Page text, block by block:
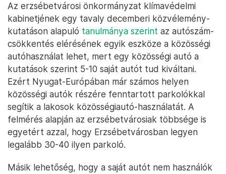
Az erzsébetvárosi önkormányzat klímavédelmi
kabinetjének egy tavaly decemberi közvélemény-
kutatáson alapuló tanulmánya szerint az autószám-
csökkentés elérésének egyik eszköze a közösségi
autóhasználat lehet, mert egy közösségi autó a
kutatások szerint 5-10 saját autót tud kiváltani.
Ezért Nyugat-Európában már számos helyen
közösségi autók részére fenntartott parkolókkal
segítik a lakosok közösségiautó-használatát. A
felmérés alapján az erzsébetvárosiak többsége is
egyetért azzal, hogy Erzsébetvárosban legyen
legalább 30-40 ilyen parkoló.
Másik lehetőség, hogy a saját autót nem használók